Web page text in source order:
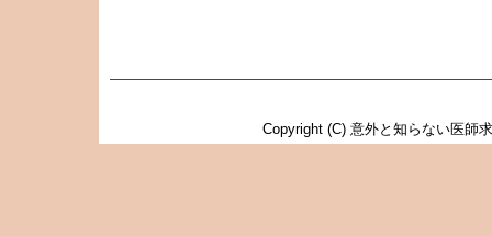
Copyright (C) 意外と知らない医師